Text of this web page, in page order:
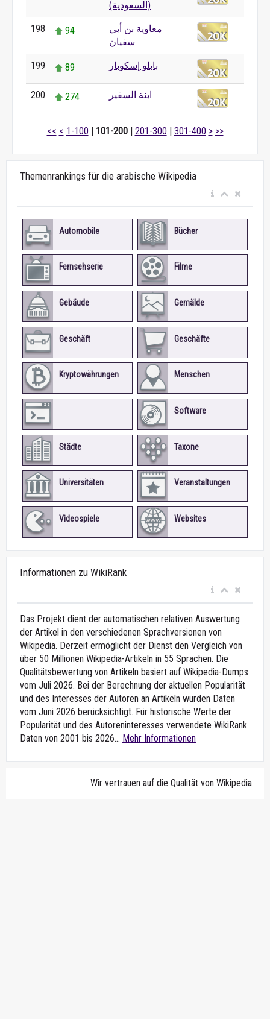
(السعودية)
198 94
معاوية بن أبي
سفيان
199 89 بابلو إسكوبار
200 274 ابنة السفير
<< < 1-100 | 101-200| 201-300 | 301-400 > >>
Themenrankings für die arabische Wikipedia
Automobile Bücher
Fernsehserie Filme
Gebäude Gemälde
Geschäft Geschäfte
Kryptowährungen Menschen
Programmiersprachen
Software
Städte Taxone
Universitäten Veranstaltungen
Videospiele Websites
Informationen zu WikiRank
Das Projekt dient der automatischen relativen Auswertung
der Artikel in den verschiedenen Sprachversionen von
Wikipedia. Derzeit ermöglicht der Dienst den Vergleich von
über 50 Millionen Wikipedia-Artikeln in 55 Sprachen. Die
Qualitätsbewertung von Artikeln basiert auf Wikipedia-Dumps
vom Juli 2026. Bei der Berechnung der aktuellen Popularität
und des Interesses der Autoren an Artikeln wurden Daten
vom Juni 2026 berücksichtigt. Für historische Werte der
Popularität und des Autoreninteresses verwendete WikiRank
Daten von 2001 bis 2026... Mehr Informationen
Wir vertrauen auf die Qualität von Wikipedia